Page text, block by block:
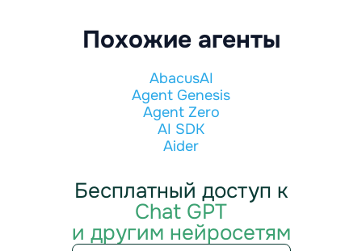
Похожие агенты
AbacusAI
Agent Genesis
Agent Zero
AI SDK
Aider
Бесплатный доступ к
Chat GPT
и другим нейросетям